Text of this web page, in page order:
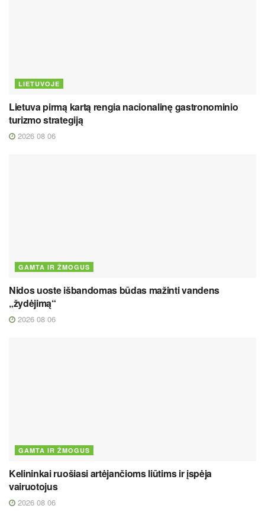
LIETUVOJE
Lietuva pirmą kartą rengia nacionalinę gastronominio
turizmo strategiją
2026 08 06
GAMTA IR ŽMOGUS
Nidos uoste išbandomas būdas mažinti vandens
„žydėjimą“
2026 08 06
GAMTA IR ŽMOGUS
Kelininkai ruošiasi artėjančioms liūtims ir įspėja
vairuotojus
2026 08 06